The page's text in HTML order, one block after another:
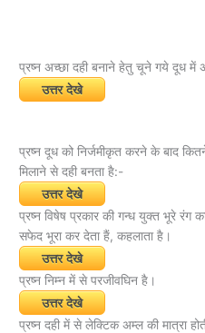
प्रष्न अच्छा दही बनाने हेतु चूने गये दूध में
उत्तर देखे
प्रष्न दूध को निर्जमीकृत करने के बाद
मिलाने से दही बनता है:-
उत्तर देखे
प्रष्न विषेष प्रकार की गन्ध युक्त भूरे रंग
सफेद भूरा कर देता हैं, कहलाता है।
उत्तर देखे
प्रष्न निम्न में से परजीवघिन है।
उत्तर देखे
प्रष्न दही में से लेक्टिक अम्ल की मात्रा